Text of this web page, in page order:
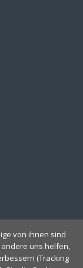
von ihnen sind
uns helfen,
(Tracking